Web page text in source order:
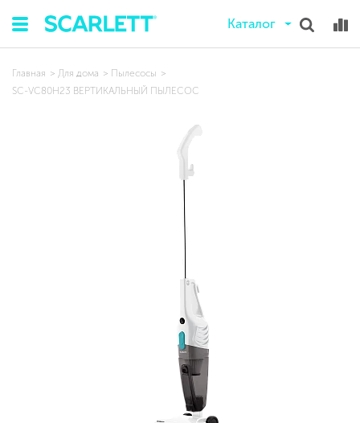
Каталог
Главная Для дома
Пылесосы
SC-VC80H23 ВЕРТИКАЛЬНЫЙ ПЫЛЕСОС